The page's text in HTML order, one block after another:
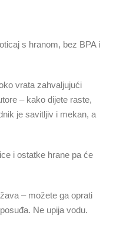
s hranom, bez BPA i
vrata zahvaljujući
– kako dijete raste,
je savitljiv i mekan, a
i ostatke hrane pa će
– možete ga oprati
Ne upija vodu.